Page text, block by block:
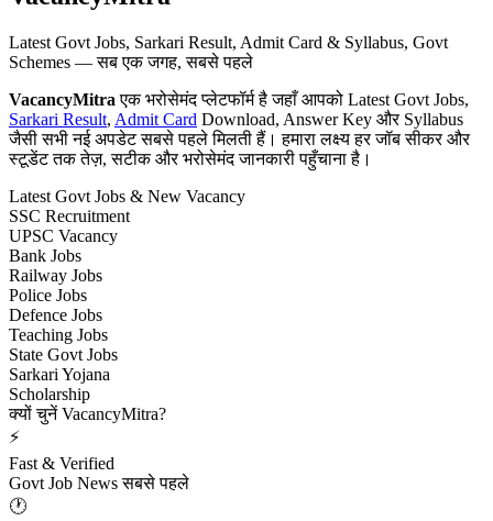
Latest Govt Jobs, Sarkari Result, Admit Card & Syllabus, Govt
Schemes — सब एक जगह, सबसे पहले
VacancyMitra एक भरोसेमंद प्लेटफॉर्म है जहाँ आपको Latest Govt Jobs,
Sarkari Result, Admit Card Download, Answer Key और Syllabus
जैसी सभी नई अपडेट सबसे पहले मिलती हैं। हमारा लक्ष्य हर जॉब सीकर और
स्टूडेंट तक तेज़, सटीक और भरोसेमंद जानकारी पहुँचाना है।
Latest Govt Jobs & New Vacancy
SSC Recruitment
UPSC Vacancy
Bank Jobs
Railway Jobs
Police Jobs
Defence Jobs
Teaching Jobs
State Govt Jobs
Sarkari Yojana
Scholarship
क्यों चुनें VacancyMitra?
⚡
Fast & Verified
Govt Job News सबसे पहले
🕐